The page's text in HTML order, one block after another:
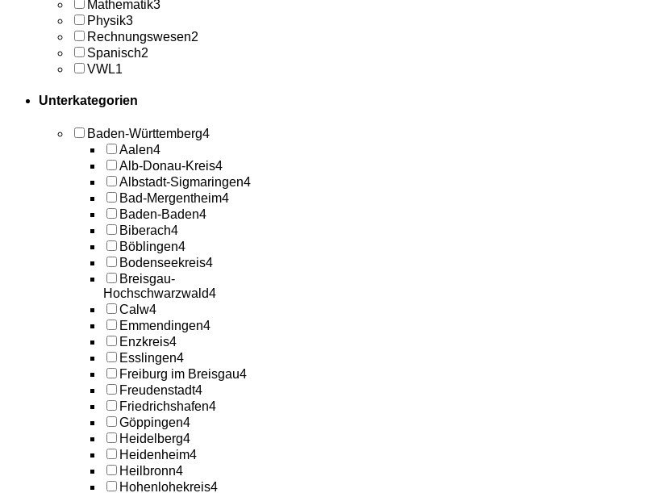
Mathematik3
Physik3
Rechnungswesen2
Spanisch2
VWL1
Unterkategorien
Baden-Württemberg4
Aalen4
Alb-Donau-Kreis4
Albstadt-Sigmaringen4
Bad-Mergentheim4
Baden-Baden4
Biberach4
Böblingen4
Bodenseekreis4
Breisgau-
Hochschwarzwald4
Calw4
Emmendingen4
Enzkreis4
Esslingen4
Freiburg im Breisgau4
Freudenstadt4
Friedrichshafen4
Göppingen4
Heidelberg4
Heidenheim4
Heilbronn4
Hohenlohekreis4